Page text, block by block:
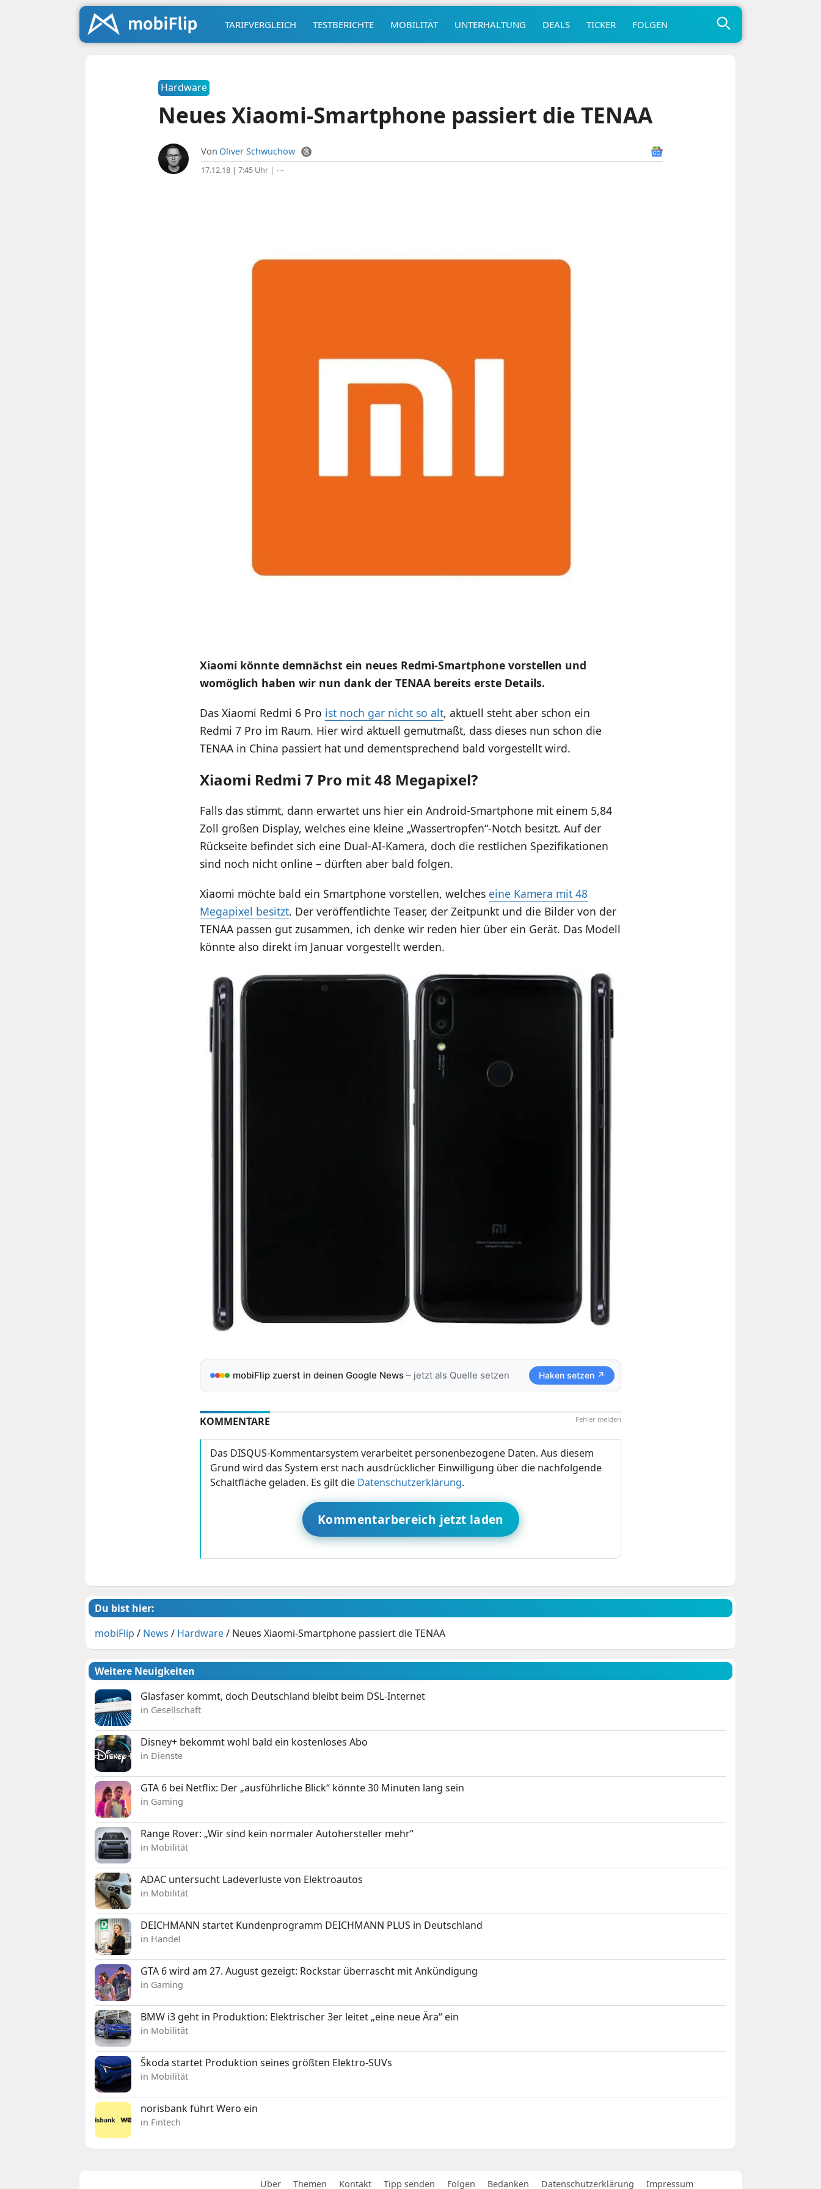
TARIFVERGLEICH TESTBERICHTE MOBILITÄT UNTERHALTUNG DEALS TICKER FOLGEN
Hardware
Neues Xiaomi-Smartphone passiert die TENAA
Von Oliver Schwuchow
17.12.18 | 7:45 Uhr| ⋯
Xiaomi könnte demnächst ein neues Redmi-Smartphone vorstellen und
womöglich haben wir nun dank der TENAA bereits erste Details.
Das Xiaomi Redmi 6 Pro ist noch gar nicht so alt, aktuell steht aber schon ein
Redmi 7 Pro im Raum. Hier wird aktuell gemutmaßt, dass dieses nun schon die
TENAA in China passiert hat und dementsprechend bald vorgestellt wird.
Xiaomi Redmi 7 Pro mit 48 Megapixel?
Falls das stimmt, dann erwartet uns hier ein Android-Smartphone mit einem 5,84
Zoll großen Display, welches eine kleine „Wassertropfen“-Notch besitzt. Auf der
Rückseite befindet sich eine Dual-AI-Kamera, doch die restlichen Spezifikationen
sind noch nicht online – dürften aber bald folgen.
Xiaomi möchte bald ein Smartphone vorstellen, welches eine Kamera mit 48
Megapixel besitzt. Der veröffentlichte Teaser, der Zeitpunkt und die Bilder von der
TENAA passen gut zusammen, ich denke wir reden hier über ein Gerät. Das Modell
könnte also direkt im Januar vorgestellt werden.
mobiFlip zuerst in deinen Google News– jetzt als Quelle setzen Haken setzen ↗
Fehler melden
KOMMENTARE
Das DISQUS-Kommentarsystem verarbeitet personenbezogene Daten. Aus diesem
Grund wird das System erst nach ausdrücklicher Einwilligung über die nachfolgende
Schaltfläche geladen. Es gilt die Datenschutzerklärung.
Kommentarbereich jetzt laden
Du bist hier:
mobiFlip / News / Hardware/ Neues Xiaomi-Smartphone passiert die TENAA
Weitere Neuigkeiten
Glasfaser kommt, doch Deutschland bleibt beim DSL-Internet
in Gesellschaft
Disney+ bekommt wohl bald ein kostenloses Abo
in Dienste
GTA 6 bei Netflix: Der „ausführliche Blick“ könnte 30 Minuten lang sein
in Gaming
Range Rover: „Wir sind kein normaler Autohersteller mehr“
in Mobilität
ADAC untersucht Ladeverluste von Elektroautos
in Mobilität
DEICHMANN startet Kundenprogramm DEICHMANN PLUS in Deutschland
in Handel
GTA 6 wird am 27. August gezeigt: Rockstar überrascht mit Ankündigung
in Gaming
BMW i3 geht in Produktion: Elektrischer 3er leitet „eine neue Ära“ ein
in Mobilität
Škoda startet Produktion seines größten Elektro-SUVs
in Mobilität
norisbank führt Wero ein
in Fintech
Über Themen Kontakt Tipp senden Folgen Bedanken Datenschutzerklärung Impressum